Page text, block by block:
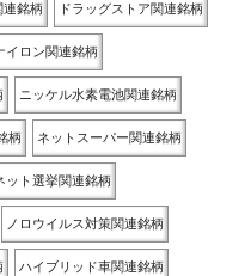
連銘柄 ドラッグストア関連銘柄
イロン関連銘柄
ニッケル水素電池関連銘柄
柄 ネットスーパー関連銘柄
ット選挙関連銘柄
ノロウイルス対策関連銘柄
ハイブリッド車関連銘柄